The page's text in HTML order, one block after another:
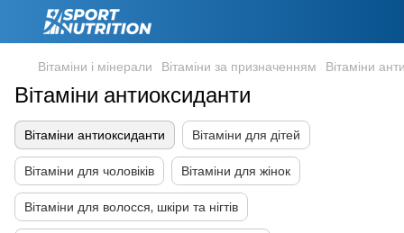
Вітаміни і мінерали Вітаміни за призначенням Вітаміни
Вітаміни антиоксиданти
Вітаміни антиоксиданти Вітаміни для дітей
Вітаміни для чоловіків Вітаміни для жінок
Вітаміни для волосся, шкіри та нігтів